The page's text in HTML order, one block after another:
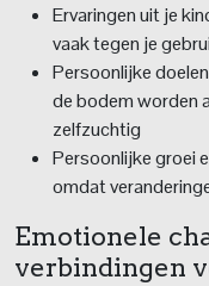
Ervaringen uit je
vaak tegen je
Persoonlijke
de bodem worden
zelfzuchtig
Persoonlijke groei
omdat
Emotionele
verbindingen